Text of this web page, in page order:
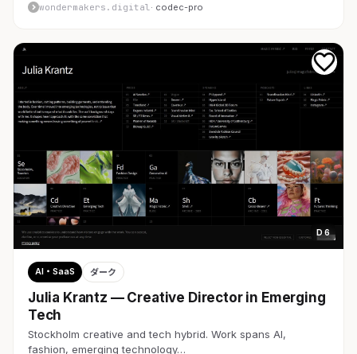
wondermakers.digital · codec-pro
D 6
AI・SaaS ダーク
Julia Krantz — Creative Director in Emerging
Tech
Stockholm creative and tech hybrid. Work spans AI,
fashion, emerging technology…